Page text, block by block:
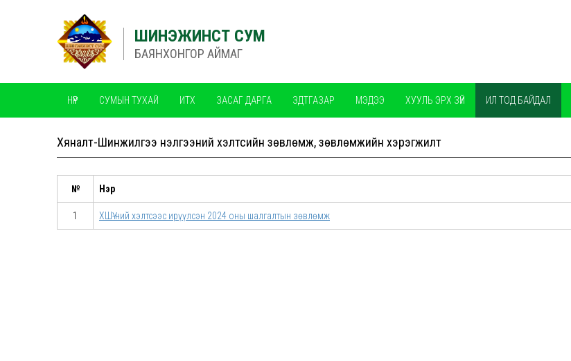
ШИНЭЖИНСТ СУМ
БАЯНХОНГОР АЙМАГ
НҮҮР СУМЫН ТУХАЙ ИТХ ЗАСАГ ДАРГА ЗДТГАЗАР МЭДЭЭ ХУУЛЬ ЭРХ ЗҮЙ ИЛ ТОД БАЙДАЛ
Хяналт-Шинжилгээ Үнэлгээний хэлтсийн зөвлөмж, зөвлөмжийн хэрэгжилт
№ Нэр
1 ХШҮ-ний хэлтсээс ирүүлсэн 2024 оны шалгалтын зөвлөмж